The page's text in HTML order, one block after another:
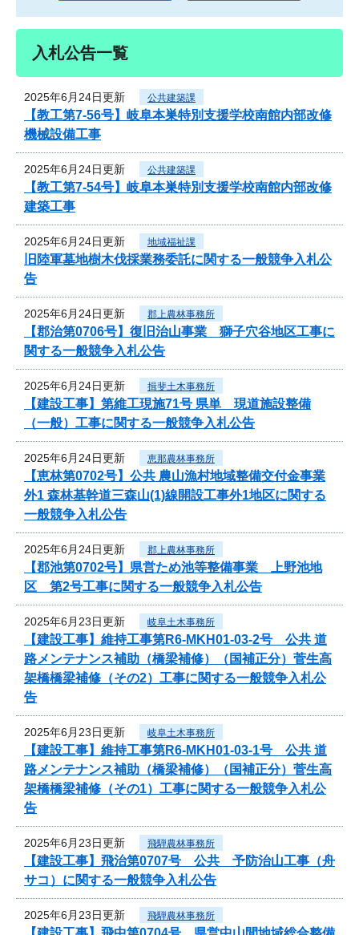
入札公告一覧
2025年6月24日更新 公共建築課
【教工第7-56号】岐阜本巣特別支援学校南館内部改修
機械設備工事
2025年6月24日更新 公共建築課
【教工第7-54号】岐阜本巣特別支援学校南館内部改修
建築工事
2025年6月24日更新 地域福祉課
旧陸軍墓地樹木伐採業務委託に関する一般競争入札公
告
2025年6月24日更新 郡上農林事務所
【郡治第0706号】復旧治山事業 獅子穴谷地区工事に
関する一般競争入札公告
2025年6月24日更新 揖斐土木事務所
【建設工事】第維工現施71号 県単 現道施設整備
（一般）工事に関する一般競争入札公告
2025年6月24日更新 恵那農林事務所
【恵林第0702号】公共 農山漁村地域整備交付金事業
外1 森林基幹道三森山(1)線開設工事外1地区に関する
一般競争入札公告
2025年6月24日更新 郡上農林事務所
【郡池第0702号】県営ため池等整備事業 上野池地
区 第2号工事に関する一般競争入札公告
2025年6月23日更新 岐阜土木事務所
【建設工事】維持工事第R6-MKH01-03-2号 公共 道
路メンテナンス補助（橋梁補修）（国補正分）菅生高
架橋橋梁補修（その2）工事に関する一般競争入札公
告
2025年6月23日更新 岐阜土木事務所
【建設工事】維持工事第R6-MKH01-03-1号 公共 道
路メンテナンス補助（橋梁補修）（国補正分）菅生高
架橋橋梁補修（その1）工事に関する一般競争入札公
告
2025年6月23日更新 飛騨農林事務所
【建設工事】飛治第0707号 公共 予防治山工事（舟
サコ）に関する一般競争入札公告
2025年6月23日更新 飛騨農林事務所